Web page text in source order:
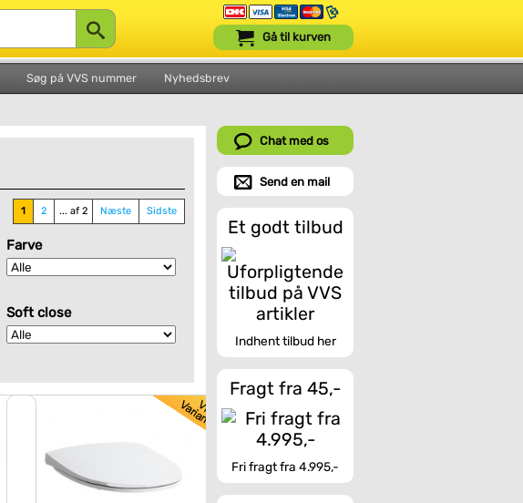
Søg på VVS nummer Nyhedsbrev
Gå til kurven
1 2 ... af 2 Næste Sidste
Farve
Soft close
Chat med os
Send en mail
Et godt tilbud
Indhent tilbud her
Fragt fra 45,-
Fri fragt fra 4.995,-